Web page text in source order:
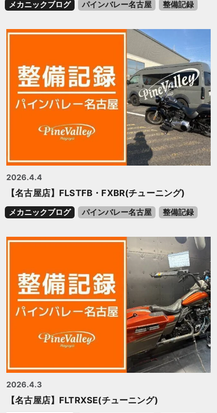
メカニックブログ パインバレー名古屋 整備記録
2026.4.4
【名古屋店】FLSTFB・FXBR(チューニング)
メカニックブログ パインバレー名古屋 整備記録
2026.4.3
【名古屋店】FLTRXSE(チューニング)